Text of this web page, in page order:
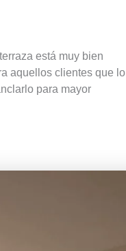
está muy bien
aquellos clientes que lo
para mayor